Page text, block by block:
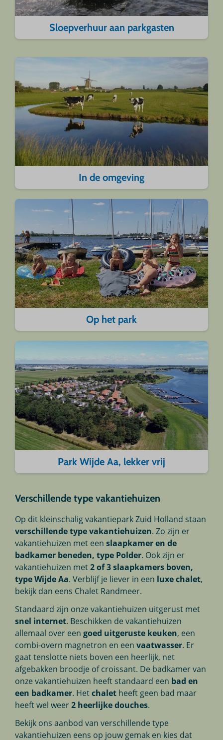
Sloepverhuur aan parkgasten
In de omgeving
Op het park
Park Wijde Aa, lekker vrij
Verschillende type vakantiehuizen
Op dit kleinschalig vakantiepark Zuid Holland staan
verschillende type vakantiehuizen. Zo zijn er
vakantiehuizen met eenslaapkamer en de
badkamer beneden, type Polder. Ook zijn er
vakantiehuizen met2 of 3 slaapkamers boven,
type Wijde Aa. Verblijf je liever in een luxe chalet,
bekijk dan eens Chalet Randmeer.
Standaard zijn onze vakantiehuizen uitgerust met
snel internet. Beschikken de vakantiehuizen
allemaal over eengoed uitgeruste keuken, een
combi-overn magnetron en eenvaatwasser. Er
gaat tenslotte niets boven een heerlijk, net
afgebakken broodje of croissant. De badkamer van
onze vakantiehuizen heeft standaard een bad en
een badkamer. Hetchalet heeft geen bad maar
heeft wel weer2 heerlijke douches.
Bekijk ons aanbod van verschillende type
vakantiehuizen eens op jouw gemak en kies dat